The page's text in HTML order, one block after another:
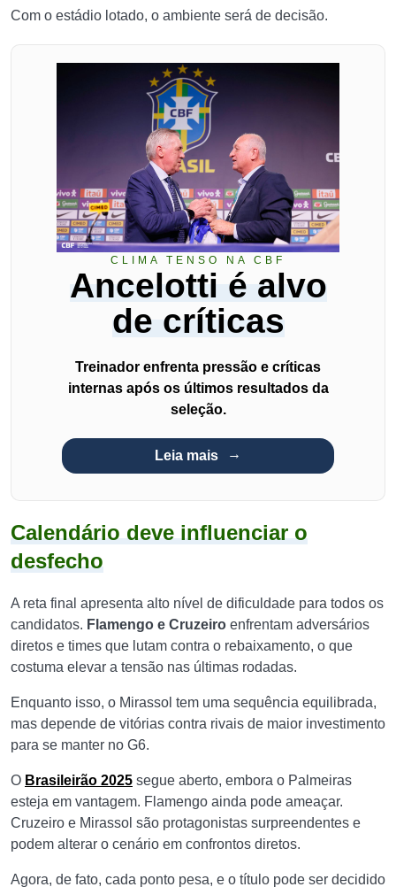
Com o estádio lotado, o ambiente será de decisão.
CLIMA TENSO NA CBF
Ancelotti é alvo
de críticas
Treinador enfrenta pressão e críticas
internas após os últimos resultados da
seleção.
Leia mais
Calendário deve influenciar o
desfecho
A reta final apresenta alto nível de dificuldade para todos os
candidatos. Flamengo e Cruzeiro enfrentam adversários
diretos e times que lutam contra o rebaixamento, o que
costuma elevar a tensão nas últimas rodadas.
Enquanto isso, o Mirassol tem uma sequência equilibrada,
mas depende de vitórias contra rivais de maior investimento
para se manter no G6.
O Brasileirão 2025 segue aberto, embora o Palmeiras
esteja em vantagem. Flamengo ainda pode ameaçar.
Cruzeiro e Mirassol são protagonistas surpreendentes e
podem alterar o cenário em confrontos diretos.
Agora, de fato, cada ponto pesa, e o título pode ser decidido